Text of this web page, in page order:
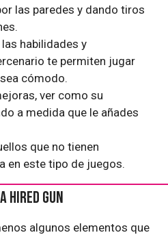
las paredes y dando tiros
habilidades y
te permiten jugar
cómodo.
ver como su
a medida que le añades
que no tienen
en este tipo de juegos.
Hired Gun
algunos elementos que